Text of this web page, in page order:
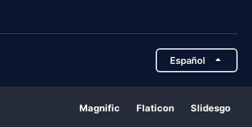
Español
Magnific Flaticon Slidesgo